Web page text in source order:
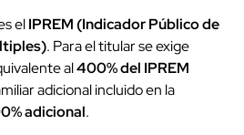
elIPREM (Indicador Público de
. Para el titular se exige
al400% del IPREM
adicional incluido en la
adicional.